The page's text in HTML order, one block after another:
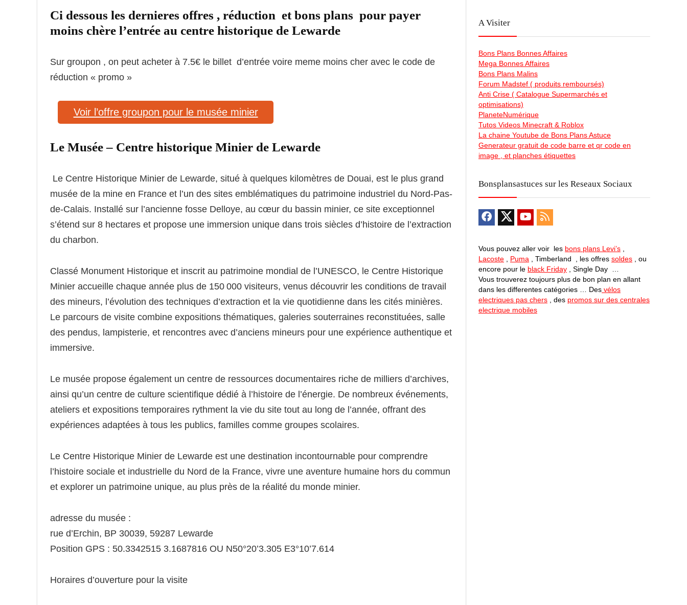
Ci dessous les dernieres offres , réduction et bons plans pour payer
moins chère l’entrée au centre historique de Lewarde
Sur groupon , on peut acheter à 7.5€ le billet d’entrée voire meme moins cher avec le code de
réduction « promo »
Voir l’offre groupon pour le musée minier
Le Musée – Centre historique Minier de Lewarde
Le Centre Historique Minier de Lewarde, situé à quelques kilomètres de Douai, est le plus grand
musée de la mine en France et l’un des sites emblématiques du patrimoine industriel du Nord-Pas-
de-Calais. Installé sur l’ancienne fosse Delloye, au cœur du bassin minier, ce site exceptionnel
s’étend sur 8 hectares et propose une immersion unique dans trois siècles d’histoire de l’extraction
du charbon.
Classé Monument Historique et inscrit au patrimoine mondial de l’UNESCO, le Centre Historique
Minier accueille chaque année plus de 150 000 visiteurs, venus découvrir les conditions de travail
des mineurs, l’évolution des techniques d’extraction et la vie quotidienne dans les cités minières.
Le parcours de visite combine expositions thématiques, galeries souterraines reconstituées, salle
des pendus, lampisterie, et rencontres avec d’anciens mineurs pour une expérience authentique et
immersive.
Le musée propose également un centre de ressources documentaires riche de milliers d’archives,
ainsi qu’un centre de culture scientifique dédié à l’histoire de l’énergie. De nombreux événements,
ateliers et expositions temporaires rythment la vie du site tout au long de l’année, offrant des
expériences adaptées à tous les publics, familles comme groupes scolaires.
Le Centre Historique Minier de Lewarde est une destination incontournable pour comprendre
l’histoire sociale et industrielle du Nord de la France, vivre une aventure humaine hors du commun
et explorer un patrimoine unique, au plus près de la réalité du monde minier.
adresse du musée :
rue d’Erchin, BP 30039, 59287 Lewarde
Position GPS : 50.3342515 3.1687816 OU N50°20’3.305 E3°10’7.614
Horaires d’ouverture pour la visite
A Visiter
Bons Plans Bonnes Affaires
Mega Bonnes Affaires
Bons Plans Malins
Forum Madstef ( produits remboursés)
Anti Crise ( Catalogue Supermarchés et
optimisations)
PlaneteNumérique
Tutos Videos Minecraft & Roblox
La chaine Youtube de Bons Plans Astuce
Generateur gratuit de code barre et qr code en
image , et planches étiquettes
Bonsplansastuces sur les Reseaux Sociaux
Vous pouvez aller voir les bons plans Levi’s
Lacoste
Puma , Timberland , les offres soldes , ou
encore pour le black Friday , Single Day …
Vous trouverez toujours plus de bon plan en allant
dans les differentes catégories … Des vélos
electriques pas chers , des promos sur des centrales
electrique mobiles